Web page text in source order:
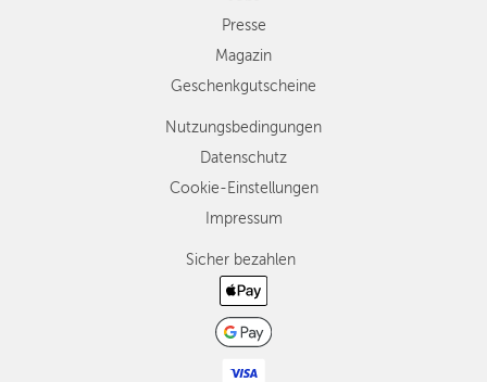
Presse
Magazin
Geschenkgutscheine
Nutzungsbedingungen
Datenschutz
Cookie-Einstellungen
Impressum
Sicher bezahlen